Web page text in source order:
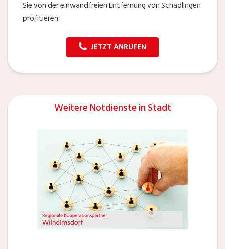
Sie von der einwandfreien Entfernung von Schädlingen
profitieren.
JETZT ANRUFEN
Weitere Notdienste in Stadt